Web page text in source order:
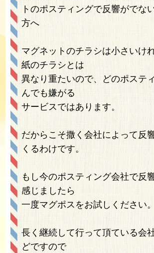
トのポスティングで反響がでな
方へ
マグネットのチラシは小さいけ
紙のチラシとは
異なり重たいので、どのポステ
んでも嫌がる
サービスではあります。
だからこそ撒く会社によって反
くるわけです。
もし今のポスティング会社で反
感じましたら
一度マグポスをお試しください。
長く継続して行って頂ている会
どですので